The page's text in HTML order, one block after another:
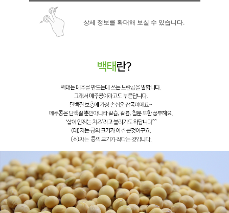
상세 정보를 확대해 보실 수 있습니다.